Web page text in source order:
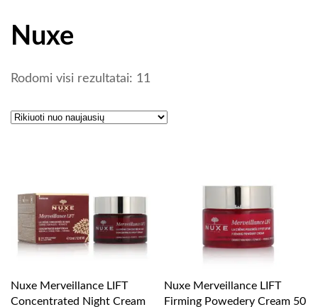
Nuxe
Rodomi visi rezultatai: 11
Nuxe Merveillance LIFT
Concentrated Night Cream
Nuxe Merveillance LIFT
Firming Powedery Cream 50